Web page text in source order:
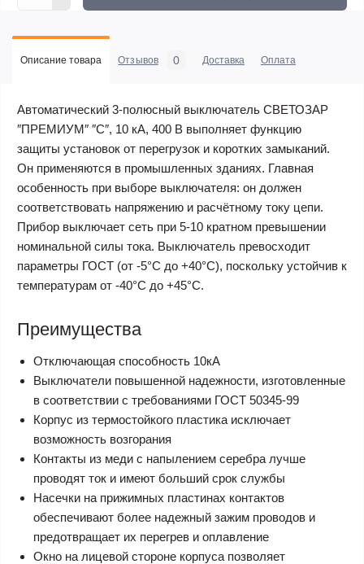
Описание товара Отзывов 0 Доставка Оплата
Автоматический 3-полюсный выключатель СВЕТОЗАР
″ПРЕМИУМ″ ″C″, 10 кА, 400 В выполняет функцию
защиты установок от перегрузок и коротких замыканий.
Он применяются в промышленных зданиях. Главная
особенность при выборе выключателя: он должен
соответствовать напряжению и расчётному току цепи.
Прибор выключает сеть при 5-10 кратном превышении
номинальной силы тока. Выключатель превосходит
параметры ГОСТ (от -5°С до +40°С), поскольку устойчив к
температурам от -40°С до +45°С.
Преимущества
Отключающая способность 10кА
Выключатели повышенной надежности, изготовленные
в соответствии с требованиями ГОСТ 50345-99
Корпус из термостойкого пластика исключает
возможность возгорания
Контакты из меди с напылением серебра лучше
проводят ток и имеют больший срок службы
Насечки на прижимных пластинах контактов
обеспечивают более надежный зажим проводов и
предотвращает их перегрев и оплавление
Окно на лицевой стороне корпуса позволяет